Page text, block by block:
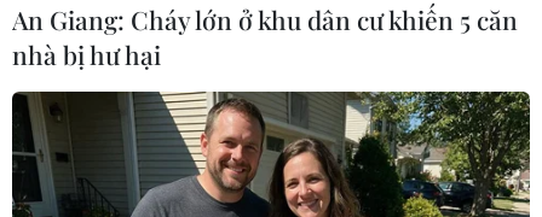
Tổng Biên tập: TRẦN TIẾN DUẨN
Phó Tổng Biên tập: NGUYỄN THỊ TÁM, KHÚC THANH
THỦY
An Giang: Cháy lớn ở khu dân cư khiến 5 căn
nhà bị hư hại